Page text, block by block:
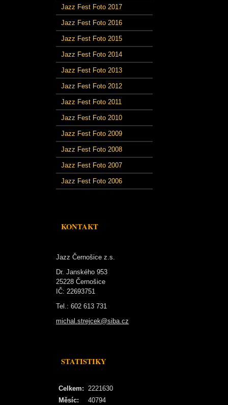
Jazz Fest Foto 2017
Jazz Fest Foto 2016
Jazz Fest Foto 2015
Jazz Fest Foto 2014
Jazz Fest Foto 2013
Jazz Fest Foto 2012
Jazz Fest Foto 2011
Jazz Fest Foto 2010
Jazz Fest Foto 2009
Jazz Fest Foto 2008
Jazz Fest Foto 2007
Jazz Fest Foto 2006
KONTAKT
Jazz Černošice z.s.
Dr. Janského 953
25228 Černošice
IČ: 22693751
Tel.: 602 613 731
michal.strejcek@siba.cz
STATISTIKY
Celkem: 2221630
Měsíc:
40794